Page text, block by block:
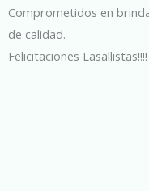
Comprometidos en
de calidad.
Felicitaciones Lasallistas!!!!